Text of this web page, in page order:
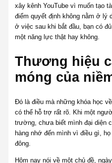
xây kênh YouTube vì muốn tạo
điểm quyết định không nằm ở lý
ở việc sau khi bắt đầu, bạn có
một năng lực thật hay không.
Thương hiệu
móng của
Đó là điều mà những khóa học
có thể hỗ trợ rất rõ. Khi một
trường, chưa biết mình đại diện
hàng nhớ đến mình vì điều gì,
đông.
Hôm nay nói về một chủ đề,